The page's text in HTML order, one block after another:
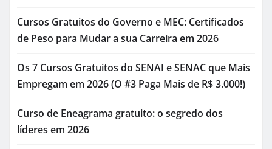
Cursos Gratuitos do Governo e MEC: Certificados
de Peso para Mudar a sua Carreira em 2026
Os 7 Cursos Gratuitos do SENAI e SENAC que Mais
Empregam em 2026 (O #3 Paga Mais de R$ 3.000!)
Curso de Eneagrama gratuito: o segredo dos
líderes em 2026